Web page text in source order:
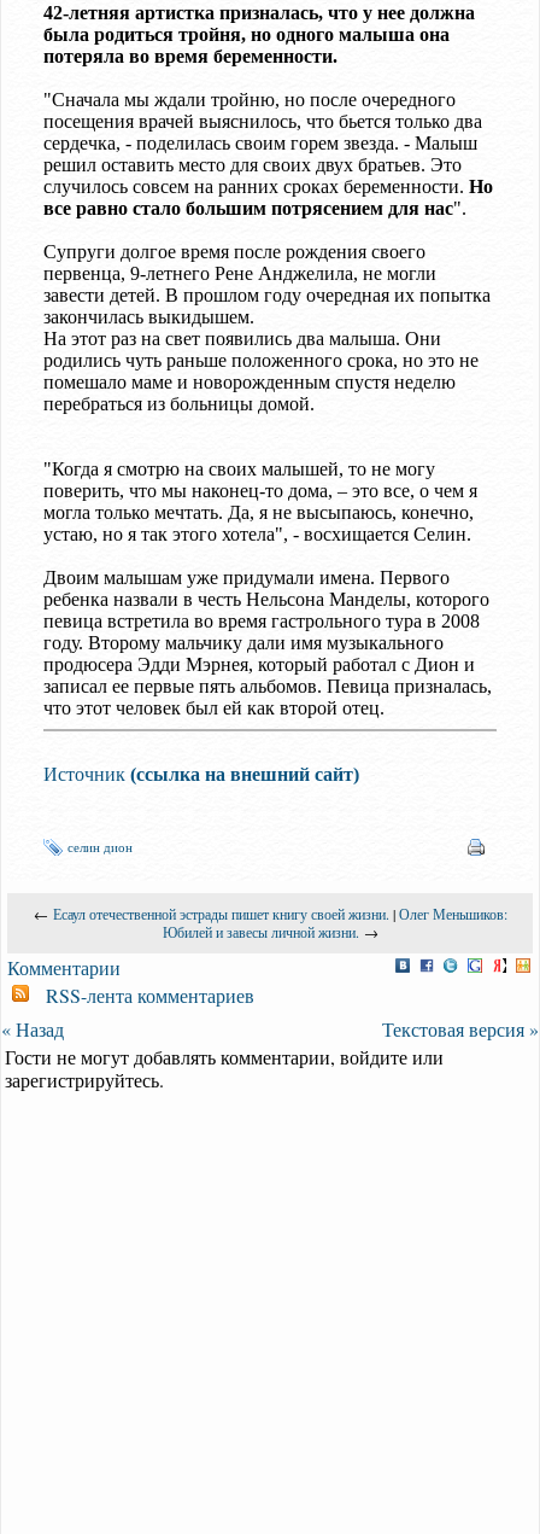
42-летняя артистка призналась, что у нее должна
была родиться тройня, но одного малыша она
потеряла во время беременности.
"Сначала мы ждали тройню, но после очередного
посещения врачей выяснилось, что бьется только два
сердечка, - поделилась своим горем звезда. - Малыш
решил оставить место для своих двух братьев. Это
случилось совсем на ранних сроках беременности. Но
все равно стало большим потрясением для нас".
Супруги долгое время после рождения своего
первенца, 9-летнего Рене Анджелила, не могли
завести детей. В прошлом году очередная их попытка
закончилась выкидышем.
На этот раз на свет появились два малыша. Они
родились чуть раньше положенного срока, но это не
помешало маме и новорожденным спустя неделю
перебраться из больницы домой.
"Когда я смотрю на своих малышей, то не могу
поверить, что мы наконец-то дома, – это все, о чем я
могла только мечтать. Да, я не высыпаюсь, конечно,
устаю, но я так этого хотела", - восхищается Селин.
Двоим малышам уже придумали имена. Первого
ребенка назвали в честь Нельсона Манделы, которого
певица встретила во время гастрольного тура в 2008
году. Второму мальчику дали имя музыкального
продюсера Эдди Мэрнея, который работал с Дион и
записал ее первые пять альбомов. Певица призналась,
что этот человек был ей как второй отец.
Источник (ссылка на внешний сайт)
селин дион
← Есаул отечественной эстрады пишет книгу своей жизни. |Олег Меньшиков:
Юбилей и завесы личной жизни. →
Комментарии
RSS-лента комментариев
« Назад
Текстовая версия »
Гости не могут добавлять комментарии, войдите или
зарегистрируйтесь.